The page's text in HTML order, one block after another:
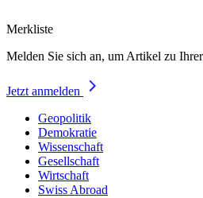
Merkliste
Melden Sie sich an, um Artikel zu
Jetzt anmelden
Geopolitik
Demokratie
Wissenschaft
Gesellschaft
Wirtschaft
Swiss Abroad